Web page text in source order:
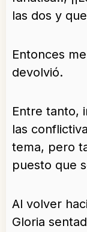
las dos y
Entonces
devolvió.
Entre tanto,
las
tema, pero
puesto que
Al volver
Gloria